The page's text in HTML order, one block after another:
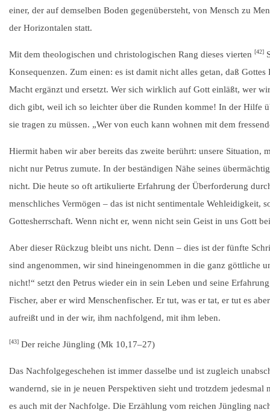
einer, der auf demselben Boden gegenübersteht, von Mensch zu
der Horizontalen statt.
Mit dem theologischen und christologischen Rang dieses vierten [42]
Konsequenzen. Zum einen: es ist damit nicht alles getan, daß
Macht ergänzt und ersetzt. Wer sich wirklich auf Gott einläßt, wer
dich gibt, weil ich so leichter über die Runden komme! In der Hilfe
sie tragen zu müssen. „Wer von euch kann wohnen mit dem
Hiermit haben wir aber bereits das zweite berührt: unsere Situation,
nicht nur Petrus zumute. In der beständigen Nähe seines
nicht. Die heute so oft artikulierte Erfahrung der Überforderung
menschliches Vermögen – das ist nicht sentimentale Wehleidigkeit,
Gottesherrschaft. Wenn nicht er, wenn nicht sein Geist in uns Gott
Aber dieser Rückzug bleibt uns nicht. Denn – dies ist der fünfte
sind angenommen, wir sind hineingenommen in die ganz göttliche
nicht!“ setzt den Petrus wieder ein in sein Leben und seine
Fischer, aber er wird Menschenfischer. Er tut, was er tat, er tut es
aufreißt und in der wir, ihm nachfolgend, mit ihm leben.
[43] Der reiche Jüngling (Mk 10,17–27)
Das Nachfolgegeschehen ist immer dasselbe und ist zugleich
wandernd, sie in je neuen Perspektiven sieht und trotzdem
es auch mit der Nachfolge. Die Erzählung vom reichen Jüngling